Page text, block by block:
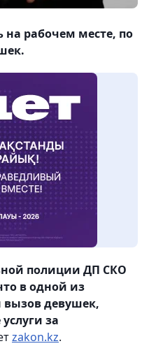
на рабочем месте, по
полиции ДП СКО
в одной из
вызов девушек,
за
zakon.kz.